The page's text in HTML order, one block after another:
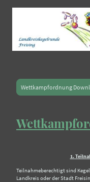
Wettkampfordnung
1.
Teilnahmeberechtigt sind
Landkreis oder der Stadt